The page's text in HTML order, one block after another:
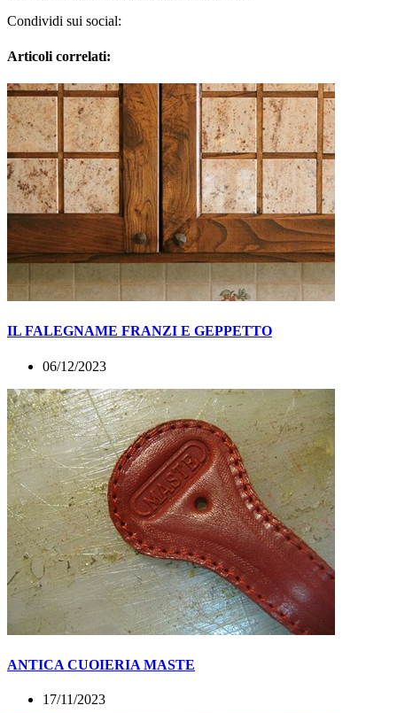
Condividi sui social:
Articoli correlati:
IL FALEGNAME FRANZI E GEPPETTO
06/12/2023
ANTICA CUOIERIA MASTE
17/11/2023